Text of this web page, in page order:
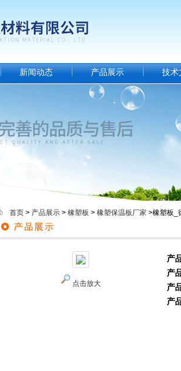
新闻动态 产品展示 技术
首页 > 产品展示 > 橡塑板 > 橡塑保温板厂家 >橡塑板_
点击放大
产
产
产
产